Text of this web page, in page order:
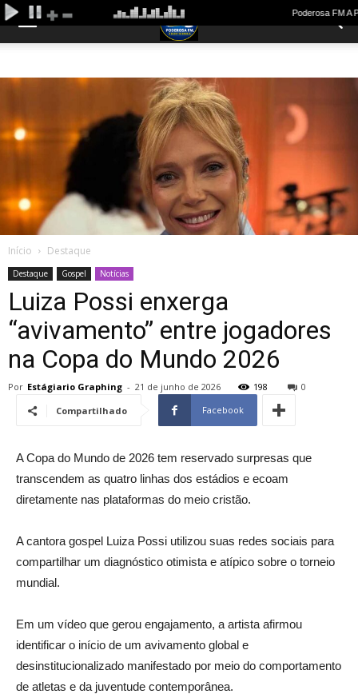
Início Destaque
Destaque Gospel Notícias
Luiza Possi enxerga
“avivamento” entre jogadores
na Copa do Mundo 2026
Por Estágiario Graphing - 21 de junho de 2026 198
0
Compartilhado
Facebook
A Copa do Mundo de 2026 tem reservado surpresas que
transcendem as quatro linhas dos estádios e ecoam
diretamente nas plataformas do meio cristão.
A cantora gospel Luiza Possi utilizou suas redes sociais para
compartilhar um diagnóstico otimista e atípico sobre o torneio
mundial.
Em um vídeo que gerou engajamento, a artista afirmou
identificar o início de um avivamento global e
desinstitucionalizado manifestado por meio do comportamento
de atletas e da juventude contemporânea.